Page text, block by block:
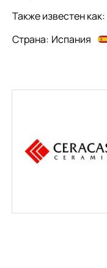
Также известен как:
Страна: Испания